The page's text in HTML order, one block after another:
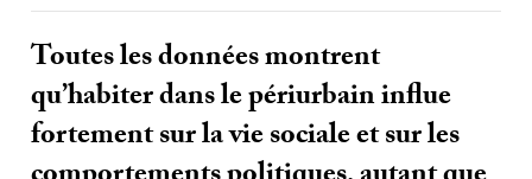
Toutes les données montrent
qu’habiter dans le périurbain influe
fortement sur la vie sociale et sur les